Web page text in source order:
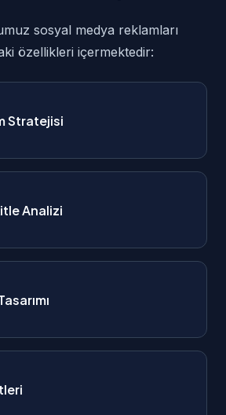
sosyal medya reklamları
özellikleri içermektedir:
Stratejisi
Analizi